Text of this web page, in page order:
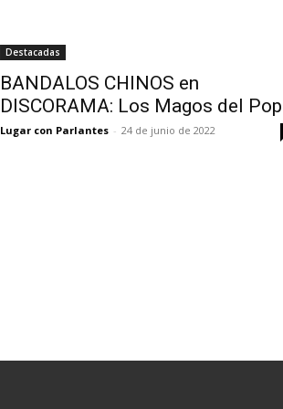
Destacadas
BANDALOS CHINOS en
DISCORAMA: Los Magos del Pop
Lugar con Parlantes - 24 de junio de 2022